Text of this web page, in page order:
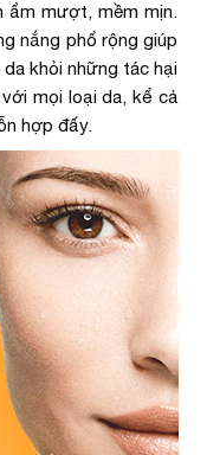
ẩm mượt, mềm mịn.
nắng phổ rộng giúp
khỏi những tác hại
mọi loại da, kể cả
hợp đấy.